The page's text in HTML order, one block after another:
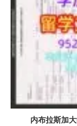
内布拉斯加